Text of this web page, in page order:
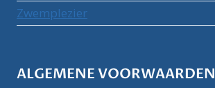
Zwemplezier
ALGEMENE VOORWAARDEN